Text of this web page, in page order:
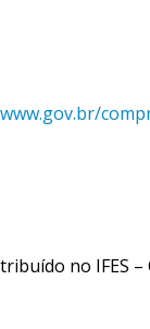
no IFES